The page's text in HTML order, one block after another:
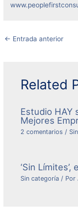
← Entrada anterior
Related
Estudio HAY
Mejores
2 comentarios /
‘Sin
Sin categoría/ Por